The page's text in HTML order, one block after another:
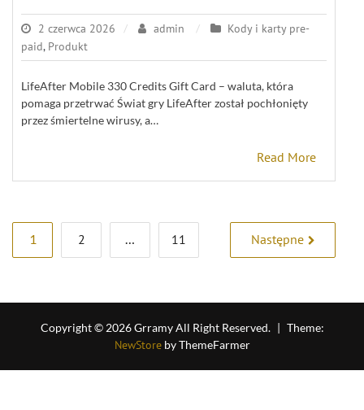
2 czerwca 2026 admin
Kody i karty pre-
paid, Produkt
LifeAfter Mobile 330 Credits Gift Card – waluta, która
pomaga przetrwać Świat gry LifeAfter został pochłonięty
przez śmiertelne wirusy, a…
Read More
Stronicowanie
wpisów
1 2 … 11 Następne
Copyright © 2026 Grramy All Right Reserved. | Theme:
NewStoreby ThemeFarmer